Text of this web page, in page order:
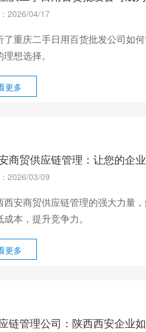
2026/04/17
了重庆二手日用百货批发公司如
想选择。
更多
商贸供应链管理：让您的企
2026/03/09
西安商贸供应链管理的强大力量
本，提升竞争力。
更多
链管理公司：陕西西安企业